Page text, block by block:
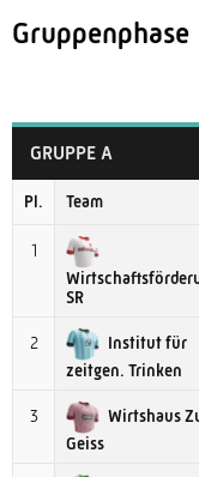
Gruppenphase
GRUPPE A
Pl. Team
1
SR
2
Institut für
zeitgen. Trinken
3
Wirtshaus
Geiss